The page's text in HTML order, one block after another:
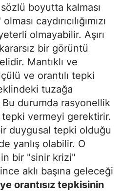
sözlü boyutta kalması
caydırıcılığımızı
olmayabilir. Aşırı
bir görüntü
Mantıklı ve
ve orantılı tepki
tuzağa
durumda rasyonellik
tepki vermeyi gerektirir.
duygusal tepki olduğu
yanlış olabilir. O
bir "sinir krizi"
aklı başına geleceği
orantısız tepkisinin